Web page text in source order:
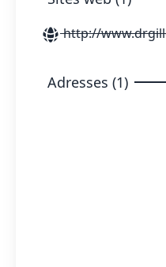
http://
Adresses (1)